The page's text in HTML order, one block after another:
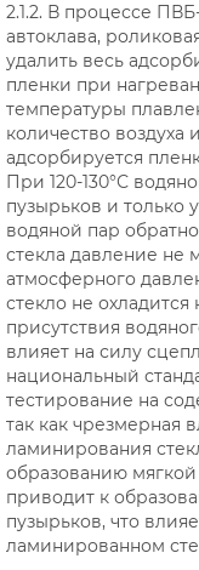
2.1.2. В процессе
автоклава,
удалить весь
пленки при
температуры
количество воздуха
адсорбируется
При 120-130°С
пузырьков и только
водяной пар
стекла давление не
атмосферного
стекло не
присутствия
влияет на силу
национальный
тестирование на
так как чрезмерная
ламинирования
образованию
приводит к
пузырьков, что
ламинированном